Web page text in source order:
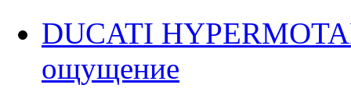
DUCATI
ощущение